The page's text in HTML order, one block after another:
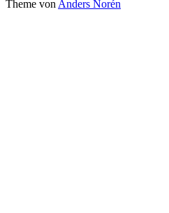
Theme von Anders Norén